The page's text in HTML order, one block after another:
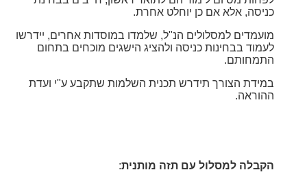
כניסה, אלא אם כן יוחלט אחרת.
מועמדים למסלולים הנ"ל, שלמדו במוסדות אחרים, יידרשו
לעמוד בבחינות כניסה ולהציג הישגים מוכחים בתחום
התמחותם.
במידת הצורך תידרש תכנית השלמות שתקבע ע"י ועדת
ההוראה.
הקבלה למסלול עם תזה מותנית: